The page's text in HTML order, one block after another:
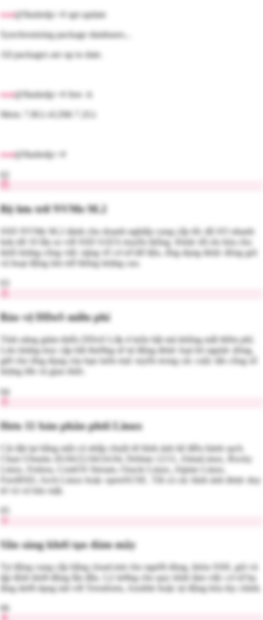
root@flashrdp:~# apt update
Synchronizing package databases...
All packages are up to date.
root@flashrdp:~#
free -h
Mem: 7.8Gi 412Mi 7.2Gi
root@flashrdp:~#
Bộ lưu trữ NVMe M.2
SSD NVMe M.2 dành cho doanh nghiệp cung cấp tốc độ I/O nhanh
hơn tới 10 lần so với SSD SATA truyền thống. Được tối ưu hóa cho
khối lượng công việc nặng về cơ sở dữ liệu, ứng dụng được đóng gói
và hoạt động lưu trữ thông lượng cao.
Bảo vệ DDoS miễn phí
Tính năng giảm thiểu DDoS Lớp 4 luôn bật mà không mất thêm phí.
Lưu lượng truy cập bất thường sẽ tự động được loại bỏ ngược dòng,
giữ cho ứng dụng của bạn luôn trực tuyến trong các cuộc tấn công số
lượng lớn và giao thức.
04
Hơn 11 bản phân phối Linux
Cài đặt lại bằng một cú nhấp chuột từ hình ảnh hệ điều hành sạch.
Chọn Ubuntu 20.04/22.04/24.04, Debian 12/11, AlmaLinux, Rocky
Linux, Fedora, CentOS Stream, Oracle Linux, Alpine Linux,
FreeBSD, Arch Linux hoặc openSUSE. Tất cả các hình ảnh được duy
trì và vá bảo mật.
Sẵn sàng khởi tạo đám mây
Tự động cung cấp bằng cloud-init cho người dùng, khóa SSH, gói và
tập lệnh khởi động lần đầu. Lý tưởng cho quy trình làm việc cơ sở hạ
tầng dưới dạng mã với Terraform, Ansible hoặc tự động hóa tùy chỉnh.
06